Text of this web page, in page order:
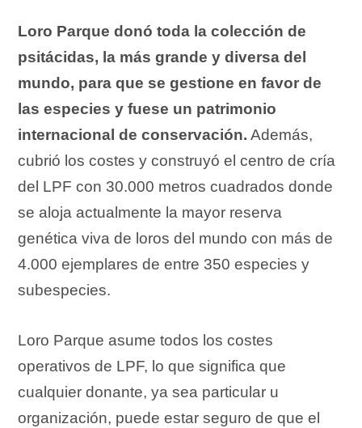
Loro Parque donó toda la colección de
psitácidas, la más grande y diversa del
mundo, para que se gestione en favor de
las especies y fuese un patrimonio
internacional de conservación. Además,
cubrió los costes y construyó el centro de cría
del LPF con 30.000 metros cuadrados donde
se aloja actualmente la mayor reserva
genética viva de loros del mundo con más de
4.000 ejemplares de entre 350 especies y
subespecies.
Loro Parque asume todos los costes
operativos de LPF, lo que significa que
cualquier donante, ya sea particular u
organización, puede estar seguro de que el